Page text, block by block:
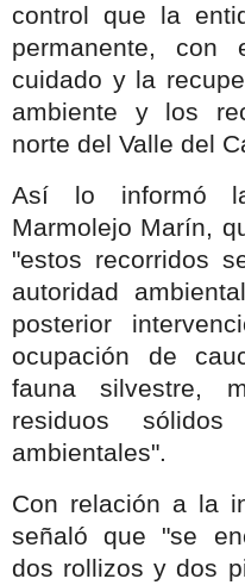
control que la
permanente,
cuidado y la
ambiente y los
norte del Valle del
Así lo informó
Marmolejo Marín,
"estos recorridos
autoridad
posterior
ocupación de
fauna silvestre,
residuos
ambientales".
Con relación a la
señaló que "se
dos rollizos y dos